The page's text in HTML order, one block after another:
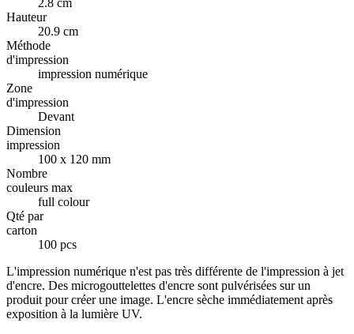
2.8 cm
Hauteur
20.9 cm
Méthode
d'impression
impression numérique
Zone
d'impression
Devant
Dimension
impression
100 x 120 mm
Nombre
couleurs max
full colour
Qté par
carton
100 pcs
L'impression numérique n'est pas très différente de l'impression à jet
d'encre. Des microgouttelettes d'encre sont pulvérisées sur un
produit pour créer une image. L'encre sèche immédiatement après
exposition à la lumière UV.